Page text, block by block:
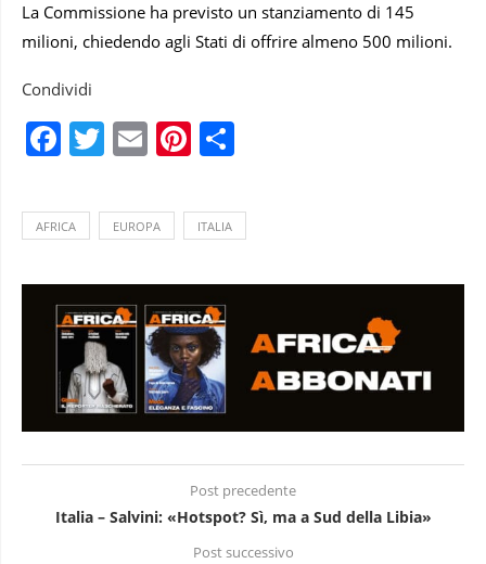
La Commissione ha previsto un stanziamento di 145
milioni, chiedendo agli Stati di offrire almeno 500 milioni.
Condividi
Facebook
Twitter
EmailPinterest
AFRICA EUROPA ITALIA
Post precedente
Italia – Salvini: «Hotspot? Sì, ma a Sud della Libia»
Post successivo